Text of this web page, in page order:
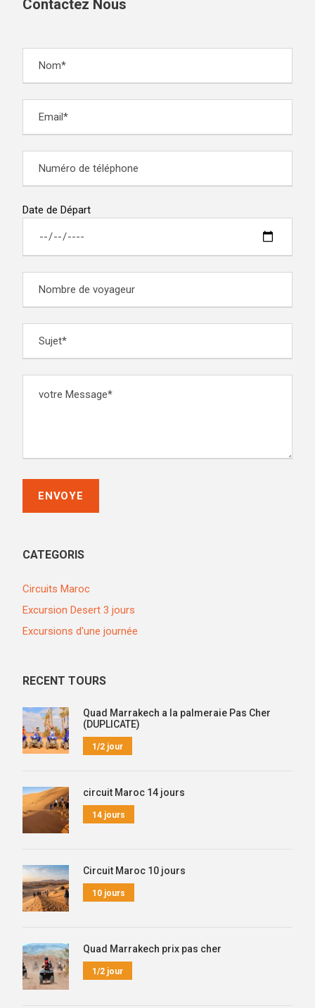
Contactez Nous
Date de Départ
CATEGORIS
Circuits Maroc
Excursion Desert 3 jours
Excursions d'une journée
RECENT TOURS
Quad Marrakech a la palmeraie Pas Cher
(DUPLICATE)
1/2 jour
circuit Maroc 14 jours
14 jours
Circuit Maroc 10 jours
10 jours
Quad Marrakech prix pas cher
1/2 jour